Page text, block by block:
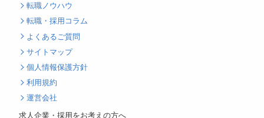
転職ノウハウ
転職・採用コラム
よくあるご質問
サイトマップ
個人情報保護方針
利用規約
運営会社
求人企業・採用をお考えの方へ